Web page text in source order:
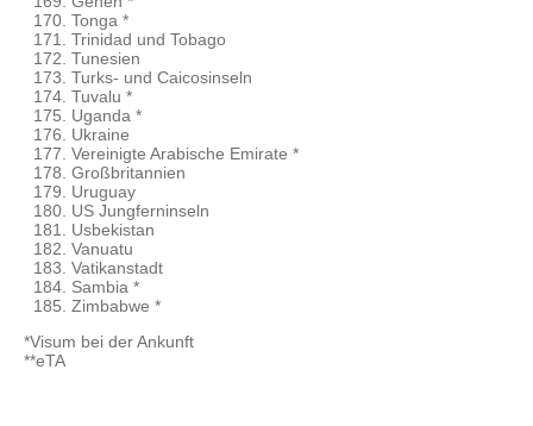
Tonga *
Trinidad und Tobago
Tunesien
Turks- und Caicosinseln
Tuvalu *
Uganda *
Ukraine
Vereinigte Arabische Emirate *
Großbritannien
Uruguay
US Jungferninseln
Usbekistan
Vanuatu
Vatikanstadt
Sambia *
Zimbabwe *
*Visum bei der Ankunft
**eTA